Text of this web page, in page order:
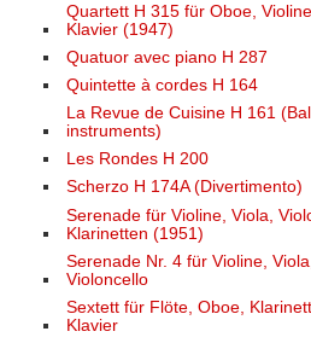
Quartett H 315 für Oboe,
Klavier (1947)
Quatuor avec piano H 287
Quintette à cordes H 164
La Revue de Cuisine H 161
instruments)
Les Rondes H 200
Scherzo H 174A (Divertimento)
Serenade für Violine, Viola,
Klarinetten (1951)
Serenade Nr. 4 für Violine,
Violoncello
Sextett für Flöte, Oboe,
Klavier